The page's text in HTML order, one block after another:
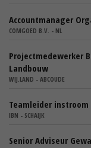
Accountmanager
COMGOED B.V. - NL
Projectmedewerker
Landbouw
WIJ.LAND - ABCOUDE
Teamleider
IBN - SCHAIJK
Senior Adviseur